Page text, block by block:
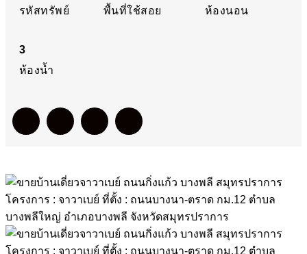
ตำบลบางพลีใหญ่ อำเภอ
บางพลี จังหวัดสมุทรปรากา
รหัสทรัพย์
พื้นที่ใช้สอย
ห้องนอน
3
ห้องน้ำ